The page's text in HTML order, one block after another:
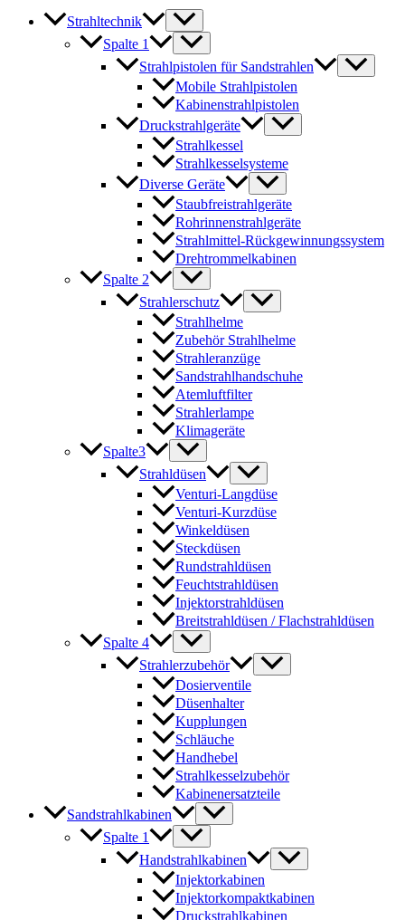
Strahltechnik
Spalte 1
Strahlpistolen für Sandstrahlen
Mobile Strahlpistolen
Kabinenstrahlpistolen
Druckstrahlgeräte
Strahlkessel
Strahlkesselsysteme
Diverse Geräte
Staubfreistrahlgeräte
Rohrinnenstrahlgeräte
Strahlmittel-Rückgewinnungssystem
Drehtrommelkabinen
Spalte 2
Strahlerschutz
Strahlhelme
Zubehör Strahlhelme
Strahleranzüge
Sandstrahlhandschuhe
Atemluftfilter
Strahlerlampe
Klimageräte
Spalte3
Strahldüsen
Venturi-Langdüse
Venturi-Kurzdüse
Winkeldüsen
Steckdüsen
Rundstrahldüsen
Feuchtstrahldüsen
Injektorstrahldüsen
Breitstrahldüsen / Flachstrahldüsen
Spalte 4
Strahlerzubehör
Dosierventile
Düsenhalter
Kupplungen
Schläuche
Handhebel
Strahlkesselzubehör
Kabinenersatzteile
Sandstrahlkabinen
Spalte 1
Handstrahlkabinen
Injektorkabinen
Injektorkompaktkabinen
Druckstrahlkabinen